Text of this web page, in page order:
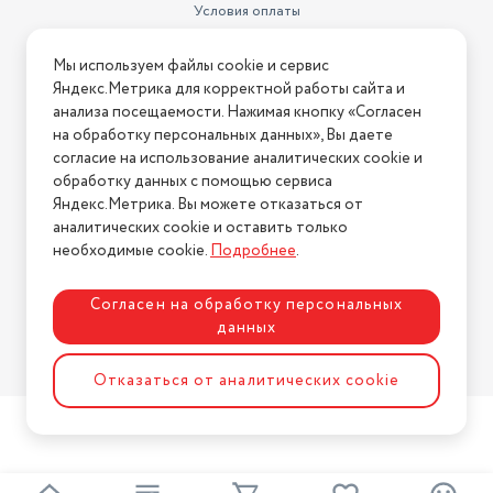
24 кг
Максимальный уровень шума
41 дБ
Вес внутреннего блока
Потребляемая мощность при
обогреве
706 Вт
Потребляемая мощность при
охлаждении
802 Вт
Условия оплаты
Условия возврата
Нашли ошибку на сайте? Напишите нам
2026 © Интернет-магазин "АстМаркет". У нас есть всё!
Политика конфиденциальности
Разработка сайтаASTDESIGN
Мы используем файлы cookie и сервис
Яндекс.Метрика для корректной работы сайта и
анализа посещаемости. Нажимая кнопку «Согласен
на обработку персональных данных», Вы даете
согласие на использование аналитических cookie и
обработку данных с помощью сервиса
Яндекс.Метрика. Вы можете отказаться от
аналитических cookie и оставить только
необходимые cookie.Подробнее.
Согласен на обработку персональных
данных
Отказаться от аналитических cookie